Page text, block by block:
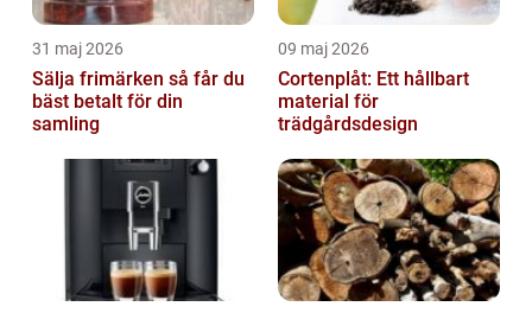
31 maj 2026
Sälja frimärken så får du
bäst betalt för din
samling
09 maj 2026
Cortenplåt: Ett hållbart
material för
trädgårdsdesign